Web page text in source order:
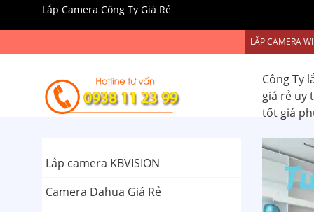
Lắp Camera Công Ty Giá Rẻ
LẮP CAMERA
Công Ty
giá rẻ uy
tốt giá
Lắp camera KBVISION
Camera Dahua Giá Rẻ